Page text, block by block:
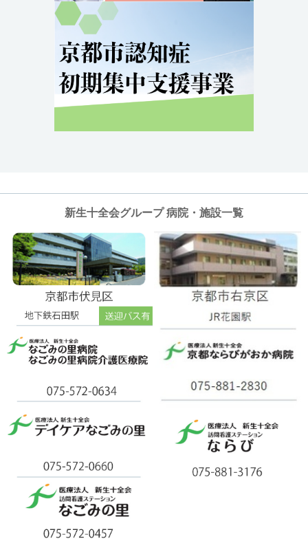
新生十全会グループ 病院・施設一覧